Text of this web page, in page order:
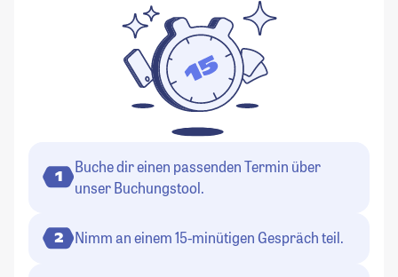
1
Buche dir einen passenden Termin über
unser Buchungstool.
2 Nimm an einem 15-minütigen Gespräch teil.